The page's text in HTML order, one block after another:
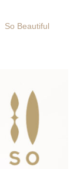
So Beautiful